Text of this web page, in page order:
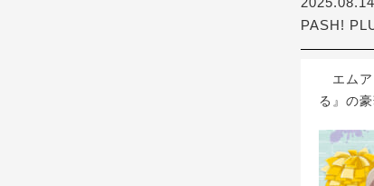
PASH!
エムア
る』の